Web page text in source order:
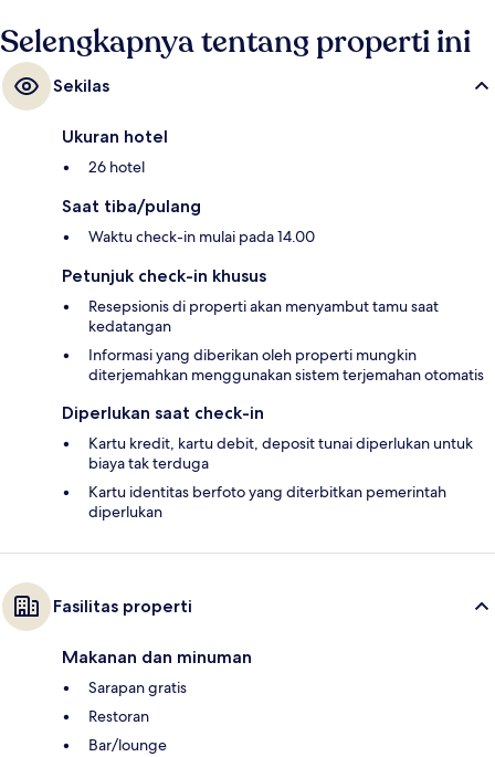
Selengkapnya tentang properti ini
Sekilas
Ukuran hotel
26 hotel
Saat tiba/pulang
Waktu check-in mulai pada 14.00
Petunjuk check-in khusus
Resepsionis di properti akan menyambut tamu saat
kedatangan
Informasi yang diberikan oleh properti mungkin
diterjemahkan menggunakan sistem terjemahan otomatis
Diperlukan saat check-in
Kartu kredit, kartu debit, deposit tunai diperlukan untuk
biaya tak terduga
Kartu identitas berfoto yang diterbitkan pemerintah
diperlukan
Fasilitas properti
Makanan dan minuman
Sarapan gratis
Restoran
Bar/lounge